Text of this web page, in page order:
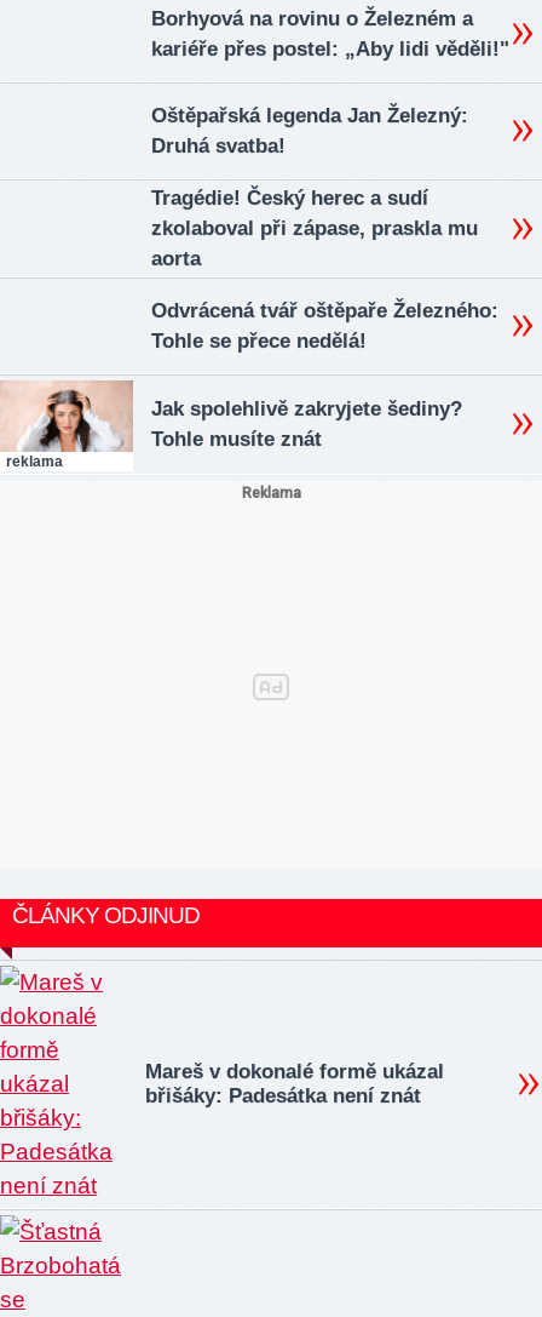
Borhyová na rovinu o Železném a
kariéře přes postel: „Aby lidi věděli!"
Oštěpařská legenda Jan Železný:
Druhá svatba!
Tragédie! Český herec a sudí
zkolaboval při zápase, praskla mu
aorta
Odvrácená tvář oštěpaře Železného:
Tohle se přece nedělá!
reklama
Jak spolehlivě zakryjete šediny?
Tohle musíte znát
ČLÁNKY ODJINUD
Mareš v dokonalé formě ukázal
břišáky: Padesátka není znát